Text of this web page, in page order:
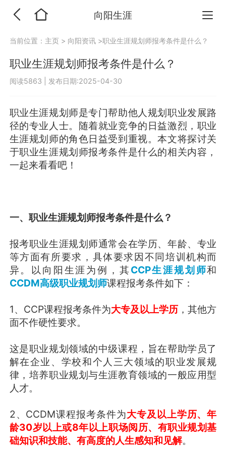
向阳生涯
当前位置： 主页 > 向阳资讯 >职业生涯规划师报考条件是什么？
职业生涯规划师报考条件是什么？
阅读5863 发布日期:2025-04-30
职业生涯规划师是专门帮助他人规划职业发展路
径的专业人士。随着就业竞争的日益激烈，职业
生涯规划师的角色日益受到重视。本文将探讨关
于职业生涯规划师报考条件是什么的相关内容，
一起来看看吧！
一、职业生涯规划师报考条件是什么？
报考职业生涯规划师通常会在学历、年龄、专业
等方面有所要求，具体要求因不同培训机构而
异。以向阳生涯为例，其CCP生涯规划师和
CCDM高级职业规划师课程报考条件如下：
1、CCP课程报考条件为大专及以上学历 ，其他方
面不作硬性要求。
这是职业规划领域的中级课程，旨在帮助学员了
解在企业、学校和个人三大领域的职业发展规
律，培养职业规划与生涯教育领域的一般应用型
人才。
2、CCDM课程报考条件为大专及以上学历、年
龄30岁以上或8年以上职场阅历、有职业规划基
础知识和技能、有高度的人生感知和见解。